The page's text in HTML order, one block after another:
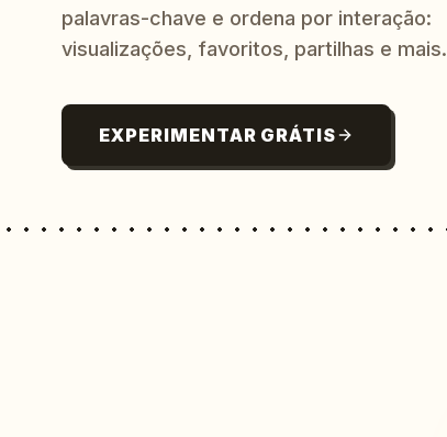
palavras-chave e ordena por interação:
visualizações, favoritos, partilhas e mais.
EXPERIMENTAR GRÁTIS